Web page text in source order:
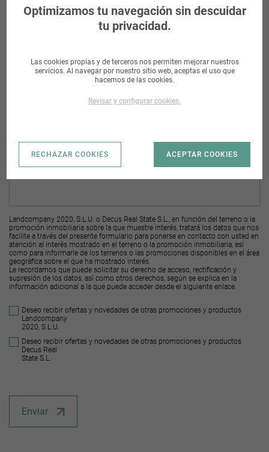
Landcompany 2020, S.L.U. o Decus Real State S.L., en función del terreno o la
promoción inmobiliaria sobre la que muestre interés, tratará los datos que nos
facilite a través del presente formulario para ponerse en contacto con usted en
atención al interés mostrado en el terreno o la promoción inmobiliaria, así
como para informarle de los terrenos o las promociones disponibles en el área
geográfica sobre el que ha mostrado interés.
Le recordamos que puede solicitar su derecho de acceso, rectificación y
supresión de los datos, así como otros derechos, según se explica en la
información adicional a la que puede acceder desde el siguiente enlace.
Deseo recibir ofertas y novedades de otras promociones y productos
Landcompany
2020, S.L.U.
Deseo recibir ofertas y novedades de otras promociones y productos
Decus Real
State S.L.
Enviar
Optimizamos tu navegación sin descuidar
tu privacidad.
Las cookies propias y de terceros nos permiten mejorar nuestros
servicios. Al navegar por nuestro sitio web, aceptas el uso que
hacemos de las cookies.
Revisar y configurar cookies.
RECHAZAR COOKIES ACEPTAR COOKIES